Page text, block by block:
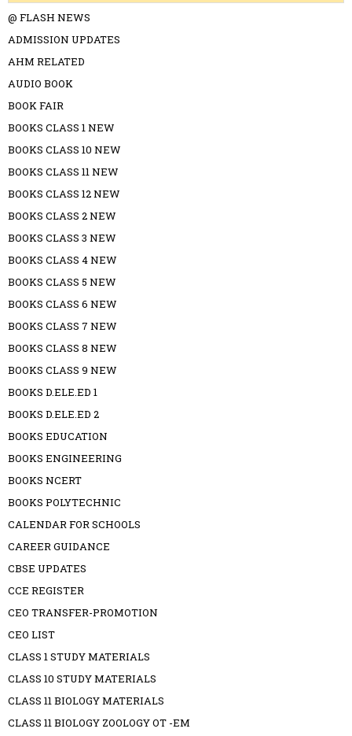
@ FLASH NEWS
ADMISSION UPDATES
AHM RELATED
AUDIO BOOK
BOOK FAIR
BOOKS CLASS 1 NEW
BOOKS CLASS 10 NEW
BOOKS CLASS 11 NEW
BOOKS CLASS 12 NEW
BOOKS CLASS 2 NEW
BOOKS CLASS 3 NEW
BOOKS CLASS 4 NEW
BOOKS CLASS 5 NEW
BOOKS CLASS 6 NEW
BOOKS CLASS 7 NEW
BOOKS CLASS 8 NEW
BOOKS CLASS 9 NEW
BOOKS D.ELE.ED 1
BOOKS D.ELE.ED 2
BOOKS EDUCATION
BOOKS ENGINEERING
BOOKS NCERT
BOOKS POLYTECHNIC
CALENDAR FOR SCHOOLS
CAREER GUIDANCE
CBSE UPDATES
CCE REGISTER
CEO TRANSFER-PROMOTION
CEO LIST
CLASS 1 STUDY MATERIALS
CLASS 10 STUDY MATERIALS
CLASS 11 BIOLOGY MATERIALS
CLASS 11 BIOLOGY ZOOLOGY OT -EM